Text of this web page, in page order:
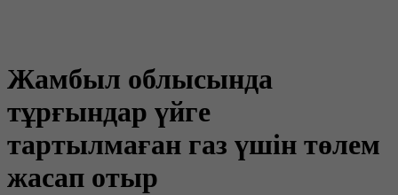
Жамбыл облысында
тұрғындар үйге
тартылмаған газ үшін төлем
жасап отыр